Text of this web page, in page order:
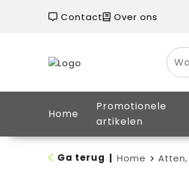
Contact Over ons
Home
Promotionele
artikelen
Ga terug Home Atten,